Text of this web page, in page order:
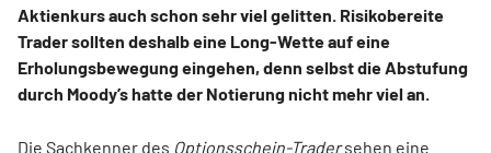
Aktienkurs auch schon sehr viel gelitten. Risikobereite
Trader sollten deshalb eine Long-Wette auf eine
Erholungsbewegung eingehen, denn selbst die Abstufung
durch Moody’s hatte der Notierung nicht mehr viel an.
Die Sachkenner des Optionsschein-Tradersehen eine